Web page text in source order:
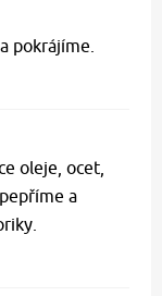
pokrájíme.
oleje, ocet,
a